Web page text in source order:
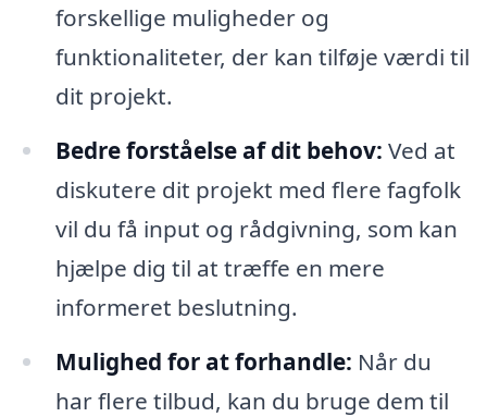
forskellige muligheder og
funktionaliteter, der kan tilføje værdi til
dit projekt.
Bedre forståelse af dit behov: Ved at
diskutere dit projekt med flere fagfolk
vil du få input og rådgivning, som kan
hjælpe dig til at træffe en mere
informeret beslutning.
Mulighed for at forhandle: Når du
har flere tilbud, kan du bruge dem til